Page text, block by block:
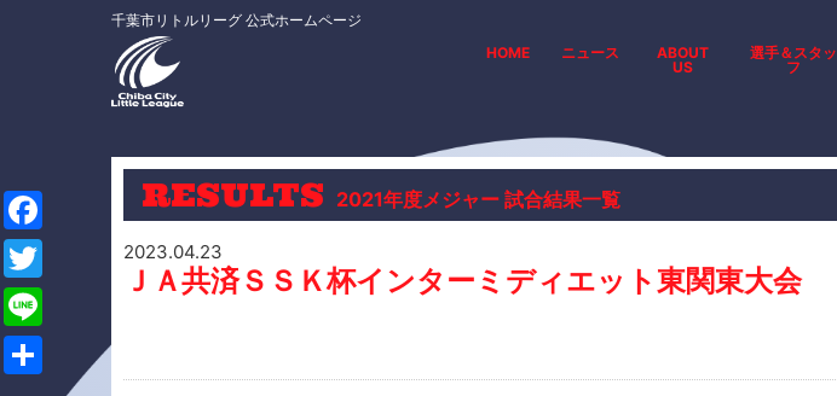
千葉市リトルリーグ 公式ホームページ
HOME
ニュース
ABOUT
US
選手＆スタッ
フ
RESULTS 2021年度メジャー 試合結果一覧
2023.04.23
ＪＡ共済ＳＳＫ杯インターミディエット東関東大会
F
a
c
e
T
w
i
L